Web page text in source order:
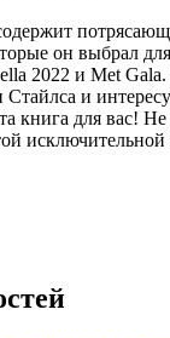
он выбрал
2022 и Met
и
книга для вас!
исключительной